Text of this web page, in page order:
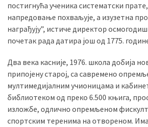
постигнућа ученика систематски
напредовање похваљује, а изузетна
награђују”, истиче директор
почетак рада датира још од 1775.
Два века касније, 1976. школа добија
припојену старој, са савремено
мултимедијалним учионицама и
библиотеком од преко 6.500 књига,
изложбе, одлично опремљеном
спортским теренима на отвореном.